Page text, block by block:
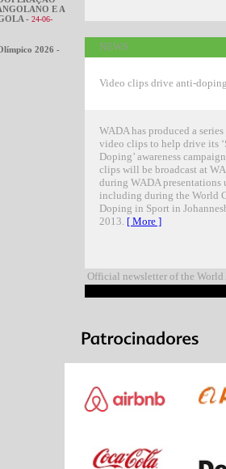
E A
- 24-06-
2026 - NEWS
Video clips drive anti-doping
WADA has produced a
video clips to help drive its
Doping’ awareness
clips will be broadcast at
during WADA presentations
including during the World
Doping in Sport in
2013. [ More ]
Official newsletter of the